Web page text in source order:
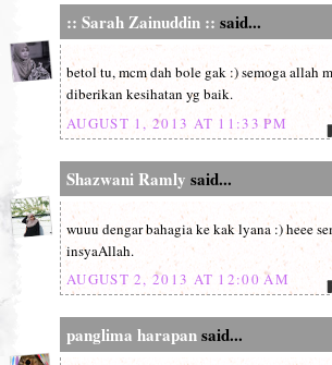
:: Sarah Zainuddin :: said...
betol tu, mcm dah bole gak :) semoga allah
diberikan kesihatan yg baik.
AUGUST 1, 2013 AT 11:33 PM
Shazwani Ramly said...
wuuu dengar bahagia ke kak lyana :) heee
insyaAllah.
AUGUST 2, 2013 AT 12:00 AM
panglima harapansaid...